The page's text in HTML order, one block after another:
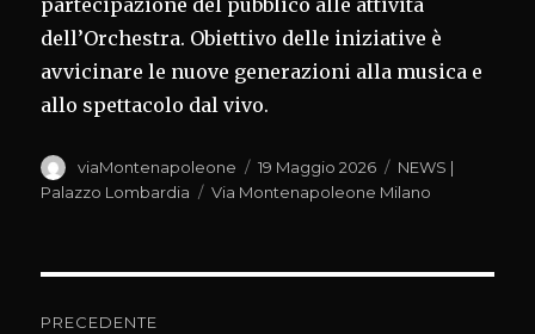
partecipazione del pubblico alle attività
dell’Orchestra. Obiettivo delle iniziative è
avvicinare le nuove generazioni alla musica e
allo spettacolo dal vivo.
Autore
viaMontenapoleone
Pubblicato
il
19 Maggio 2026 Categorie
NEWS |
Palazzo Lombardia
Tag
Via Montenapoleone Milano
PRECEDENTE